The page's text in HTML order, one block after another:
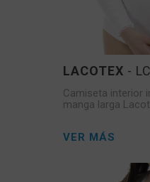
LACOTEX -
Camiseta interior
manga larga
VER MÁS